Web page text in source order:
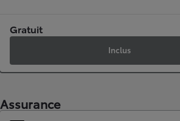
Gratuit
Inclus
Assurance